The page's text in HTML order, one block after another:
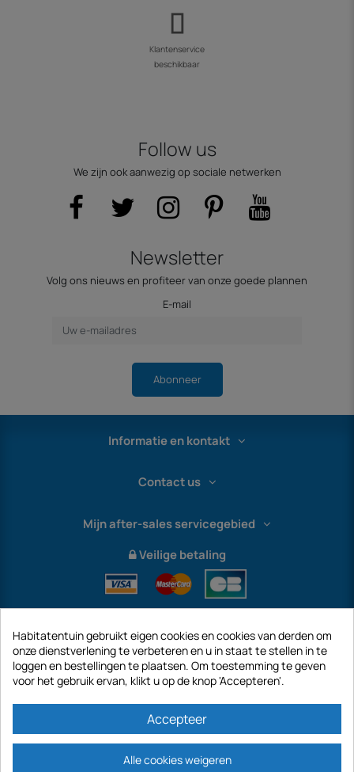
Klantenservice
beschikbaar
Follow us
We zijn ook aanwezig op sociale netwerken
Newsletter
Volg ons nieuws en profiteer van onze goede plannen
E-mail
Abonneer
Informatie en kontakt
Contact us
Mijn after-sales servicegebied
Veilige betaling
International
Habitatentuin gebruikt eigen cookies en cookies van derden om
onze dienstverlening te verbeteren en u in staat te stellen in te
loggen en bestellingen te plaatsen. Om toestemming te geven
voor het gebruik ervan, klikt u op de knop 'Accepteren'.
Accepteer
Alle cookies weigeren